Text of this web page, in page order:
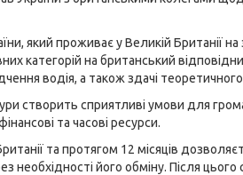
який проживає у Великій Британії
категорій на британський
водія, а також здачі теоретичного
створить сприятливі умови для
та часові ресурси.
та протягом 12 місяців
необхідності його обміну. Після